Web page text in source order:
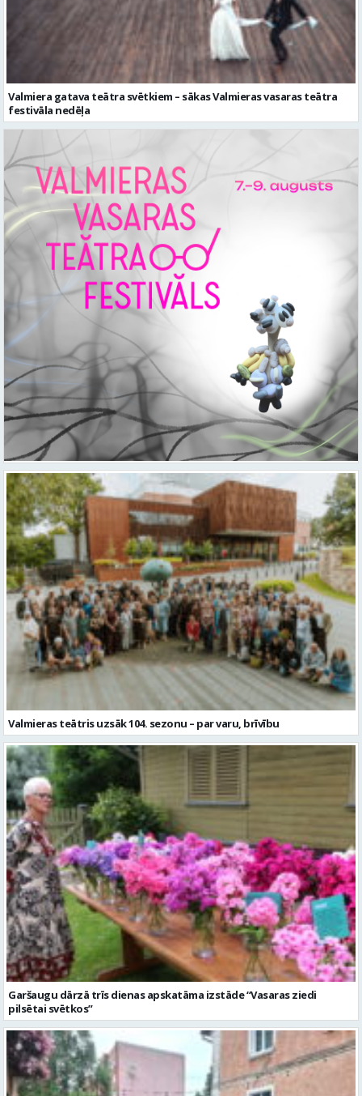
Valmiera gatava teātra svētkiem – sākas Valmieras vasaras teātra
festivāla nedēļa
Valmieras teātris uzsāk 104. sezonu – par varu, brīvību
Garšaugu dārzā trīs dienas apskatāma izstāde “Vasaras ziedi
pilsētai svētkos”